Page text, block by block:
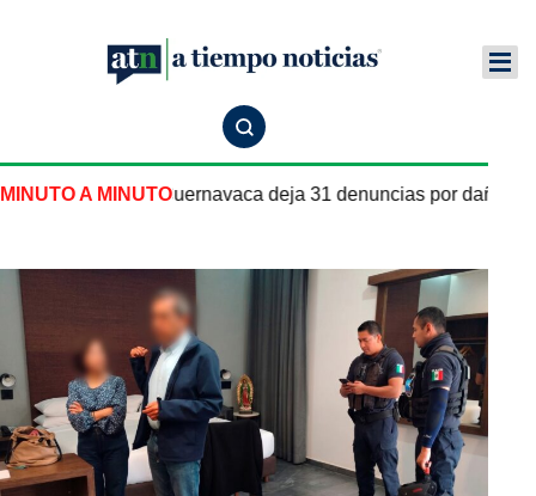
MINUTO A MINUTO
de gas en Cuernavaca deja 31 denuncias por daños y